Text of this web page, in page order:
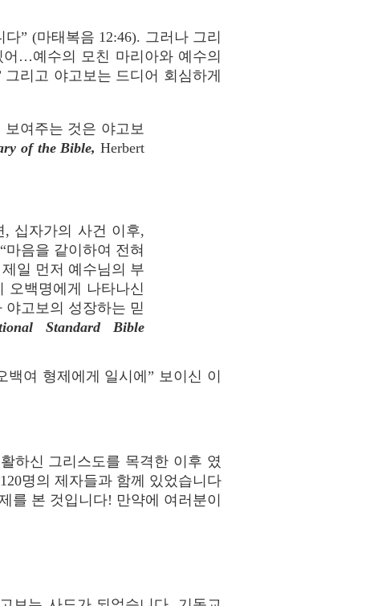
” (마태복음 12:46). 그러나 그리
…예수의 모친 마리아와 예수의
리고 야고보는 드디어 회심하게
여주는 것은 야고보
of the Bible, Herbert
십자가의 사건 이후,
음을 같이하여 전혀
일 먼저 예수님의 부
오백명에게 나타나신
야고보의 성장하는 믿
Standard Bible
여 형제에게 일시에” 보이신 이
하신 그리스도를 목격한 이후 였
명의 제자들과 함께 있었습니다
를 본 것입니다! 만약에 여러분이